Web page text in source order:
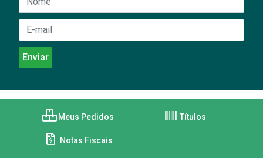
Meus Pedidos Títulos
Notas Fiscais